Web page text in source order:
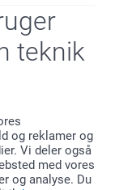
teknik
og reklamer og
Vi deler også
med vores
og analyse. Du